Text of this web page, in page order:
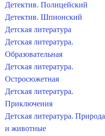
Детектив. Полицейский
Детектив. Шпионский
Детская литература
Детская литература.
Образовательная
Детская литература.
Остросюжетная
Детская литература.
Приключения
Детская литература. Природа
и животные